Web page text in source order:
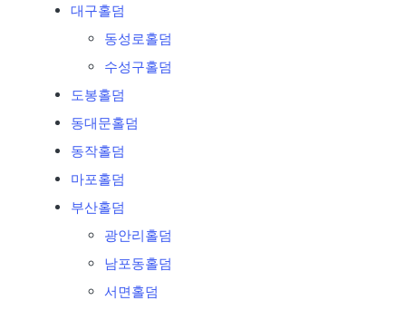
대구홀덤
동성로홀덤
수성구홀덤
도봉홀덤
동대문홀덤
동작홀덤
마포홀덤
부산홀덤
광안리홀덤
남포동홀덤
서면홀덤